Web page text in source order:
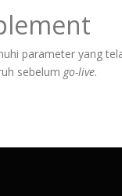
parameter yang
sebelum go-live.